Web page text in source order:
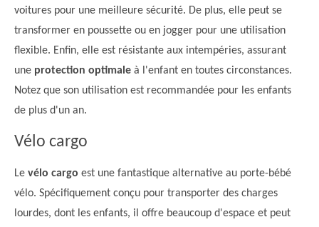
voitures pour une meilleure sécurité. De plus, elle peut se
transformer en poussette ou en jogger pour une utilisation
flexible. Enfin, elle est résistante aux intempéries, assurant
une protection optimale à l'enfant en toutes circonstances.
Notez que son utilisation est recommandée pour les enfants
de plus d'un an.
Vélo cargo
Le vélo cargo est une fantastique alternative au porte-bébé
vélo. Spécifiquement conçu pour transporter des charges
lourdes, dont les enfants, il offre beaucoup d'espace et peut